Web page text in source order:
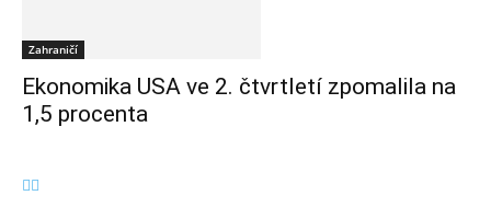
Zahraničí
Ekonomika USA ve 2. čtvrtletí zpomalila na
1,5 procenta